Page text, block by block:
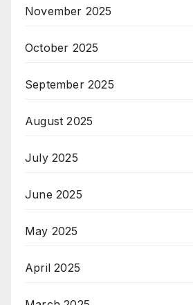
November 2025
October 2025
September 2025
August 2025
July 2025
June 2025
May 2025
April 2025